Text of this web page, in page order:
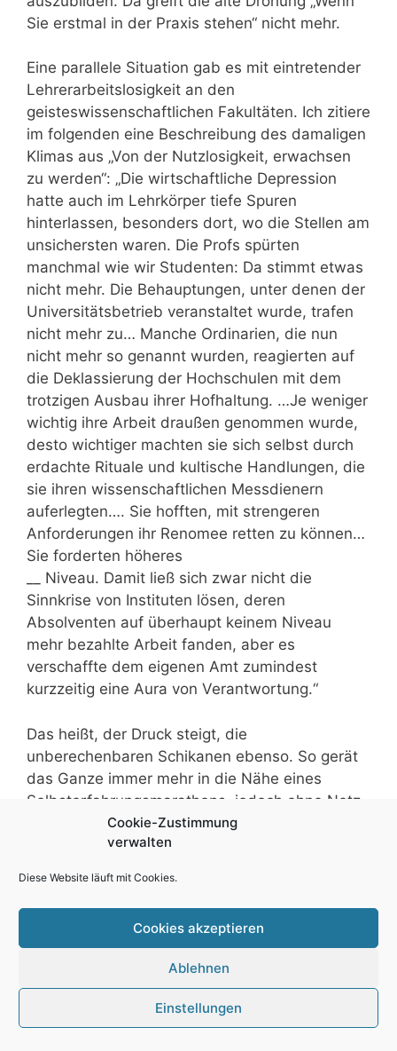
Cookie-Zustimmung
verwalten
Diese Website läuft mit Cookies.
Cookies akzeptieren
Ablehnen
Einstellungen
Sie erstmal in der Praxis stehen“ nicht mehr.
Eine parallele Situation gab es mit eintretender
Lehrerarbeitslosigkeit an den
geisteswissenschaftlichen Fakultäten. Ich zitiere
im folgenden eine Beschreibung des damaligen
Klimas aus „Von der Nutzlosigkeit, erwachsen
zu werden“: „Die wirtschaftliche Depression
hatte auch im Lehrkörper tiefe Spuren
hinterlassen, besonders dort, wo die Stellen am
unsichersten waren. Die Profs spürten
manchmal wie wir Studenten: Da stimmt etwas
nicht mehr. Die Behauptungen, unter denen der
Universitätsbetrieb veranstaltet wurde, trafen
nicht mehr zu… Manche Ordinarien, die nun
nicht mehr so genannt wurden, reagierten auf
die Deklassierung der Hochschulen mit dem
trotzigen Ausbau ihrer Hofhaltung. …Je weniger
wichtig ihre Arbeit draußen genommen wurde,
desto wichtiger machten sie sich selbst durch
erdachte Rituale und kultische Handlungen, die
sie ihren wissenschaftlichen Messdienern
auferlegten…. Sie hofften, mit strengeren
Anforderungen ihr Renomee retten zu können…
Sie forderten höheres
__ Niveau. Damit ließ sich zwar nicht die
Sinnkrise von Instituten lösen, deren
Absolventen auf überhaupt keinem Niveau
mehr bezahlte Arbeit fanden, aber es
verschaffte dem eigenen Amt zumindest
kurzzeitig eine Aura von Verantwortung.“
Das heißt, der Druck steigt, die
unberechenbaren Schikanen ebenso. So gerät
das Ganze immer mehr in die Nähe eines
Selbsterfahrungsmarathons, jedoch ohne Netz
und doppelten Boden, ohne jedwede
pädagogisch-therapeutische Betreuung. Kluge
um?“ (da ein Leben ohne Tiermedizin in diesem
Stadium nicht mehr vorstellbar ist.) Ich habe
unbenannten, aber stets vorhandenen
Sozialdarwinismus innerhalb diese Systems.
Das „Hier wird selektiert, und wenn Du nicht